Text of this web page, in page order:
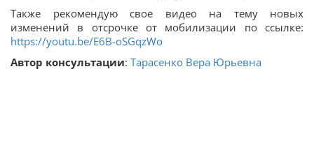
Также рекомендую свое видео на тему новых
изменений в отсрочке от мобилизации по ссылке:
https://youtu.be/E6B-oSGqzWo
Автор консультации: Тарасенко Вера Юрьевна